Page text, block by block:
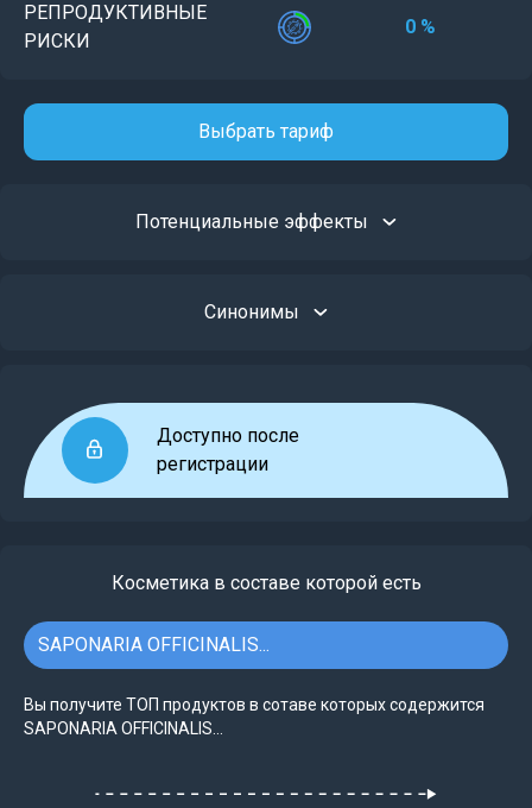
РЕПРОДУКТИВНЫЕ
РИСКИ
0 %
Выбрать тариф
Потенциальные эффекты
Синонимы
Доступно после
регистрации
Косметика в составе которой есть
SAPONARIA OFFICINALIS...
Вы получите ТОП продуктов в сотаве которых содержится
SAPONARIA OFFICINALIS...